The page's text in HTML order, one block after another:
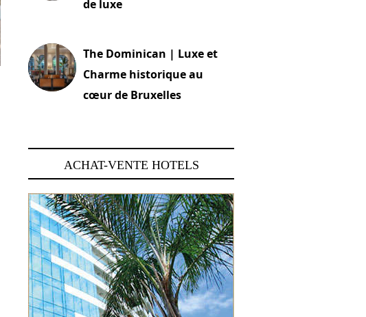
de luxe
The Dominican | Luxe et
Charme historique au
cœur de Bruxelles
ACHAT-VENTE HOTELS